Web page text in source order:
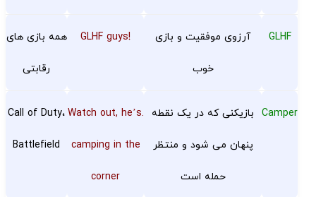
GLHF آرزوی موفقیت و بازی
خوب
!GLHF guys همه بازی های
رقابتی
Camper بازیکنی که در یک نقطه
پنهان می شود و منتظر
حمله است
.Watch out, he’s
camping in the
corner
Call of Duty،
Battlefield